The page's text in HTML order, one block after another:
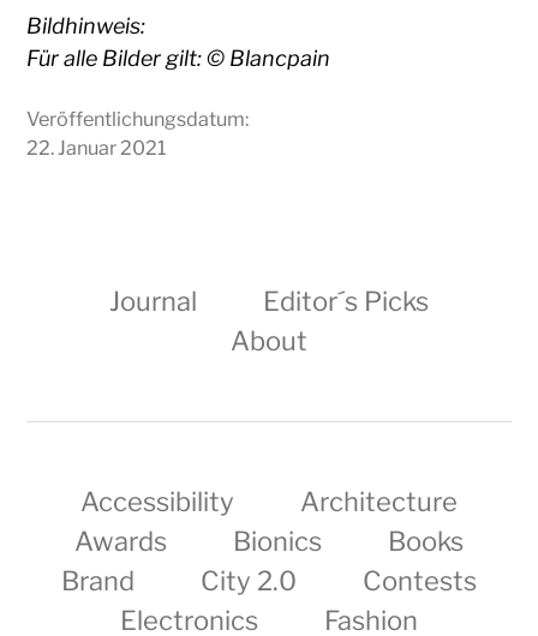
Bildhinweis:
Für alle Bilder gilt: © Blancpain
Veröffentlichungsdatum:
22. Januar 2021
Journal
Editor´s Picks
About
Accessibility
Architecture
Awards
Bionics
Books
Brand
City 2.0
Contests
Electronics
Fashion